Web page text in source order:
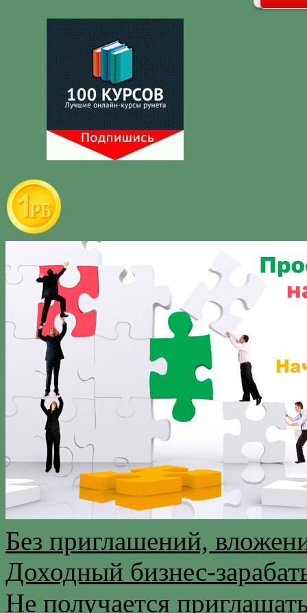
Без приглашений,
Доходный бизнес-
Не получается